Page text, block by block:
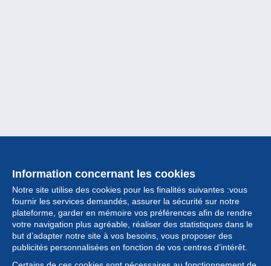
Information concernant les cookies
Notre site utilise des cookies pour les finalités suivantes :vous
fournir les services demandés, assurer la sécurité sur notre
plateforme, garder en mémoire vos préférences afin de rendre
votre navigation plus agréable, réaliser des statistiques dans le
but d’adapter notre site à vos besoins, vous proposer des
publicités personnalisées en fonction de vos centres d’intérêt.
Collection